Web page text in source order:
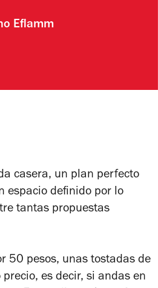
Eflamm
casera, un plan perfecto
espacio definido por lo
tantas propuestas
50 pesos, unas tostadas de
es decir, si andas en